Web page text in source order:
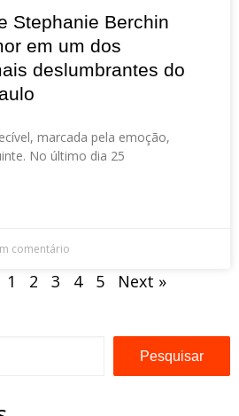
Stephanie Berchin
em um dos
deslumbrantes do
marcada pela emoção,
No último dia 25
comentário
1 2 3 4 5 Next »
Pesquisar